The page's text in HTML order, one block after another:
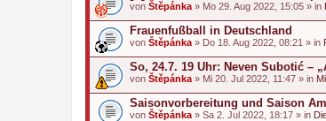
von Štěpánka » Mo 29. Aug 2022, 15:05 » in
Frauenfußball in Deutschland
von Štěpánka » Do 18. Aug 2022, 08:21 » in
So, 24.7. 19 Uhr: Neven Subotić –
von Štěpánka » Mi 20. Jul 2022, 11:47 » in
Saisonvorbereitung und Saison
von Štěpánka » Sa 2. Jul 2022, 18:17 » in